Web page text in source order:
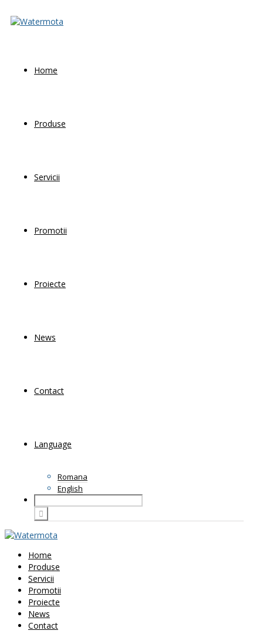
Home
Produse
Servicii
Promotii
Proiecte
News
Contact
Language
Romana
English
Home
Produse
Servicii
Promotii
Proiecte
News
Contact